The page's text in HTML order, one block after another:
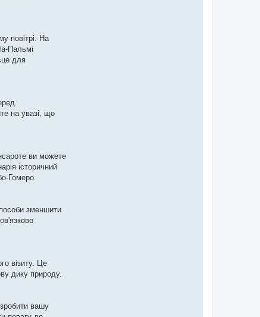
повітрі. На
Пальмі
для
на увазі, що
ви можете
історичний
Гомеро.
зменшити
візиту. Це
дику природу.
вашу